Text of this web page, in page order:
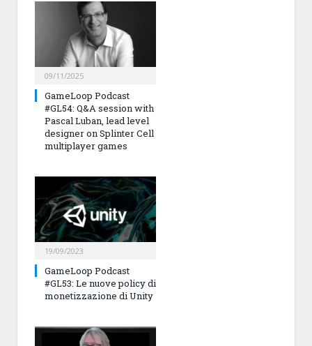
09/11/2025
GameLoop Podcast
#GL54: Q&A session with
Pascal Luban, lead level
designer on Splinter Cell
multiplayer games
19/09/2023
GameLoop Podcast
#GL53: Le nuove policy di
monetizzazione di Unity